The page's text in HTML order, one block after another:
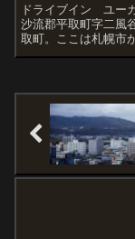
ドライブイン ユー
沙流郡平取町字二風
取町。ここは札幌市
う遠い。ただ、年一
だ。北海道の人なら
も多いと思うが、平
道も有数のアイ...